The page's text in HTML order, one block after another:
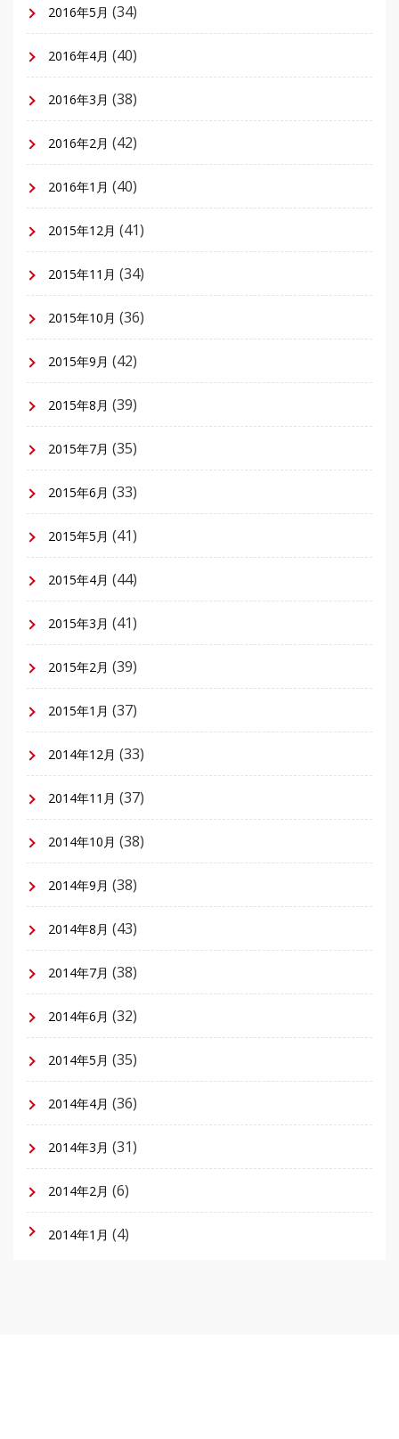
2016年5月 (34)
2016年4月 (40)
2016年3月 (38)
2016年2月 (42)
2016年1月 (40)
2015年12月 (41)
2015年11月 (34)
2015年10月 (36)
2015年9月 (42)
2015年8月 (39)
2015年7月 (35)
2015年6月 (33)
2015年5月 (41)
2015年4月 (44)
2015年3月 (41)
2015年2月 (39)
2015年1月 (37)
2014年12月 (33)
2014年11月 (37)
2014年10月 (38)
2014年9月 (38)
2014年8月 (43)
2014年7月 (38)
2014年6月 (32)
2014年5月 (35)
2014年4月 (36)
2014年3月 (31)
2014年2月 (6)
2014年1月 (4)